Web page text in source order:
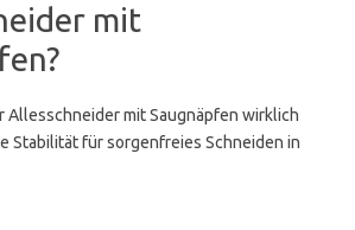
mit
Allesschneider mit Saugnäpfen wirklich
Stabilität für sorgenfreies Schneiden in